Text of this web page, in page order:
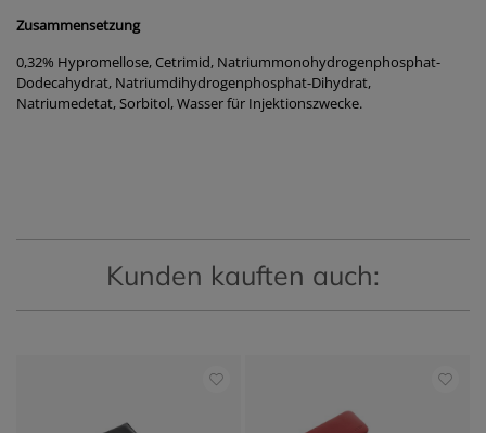
Zusammensetzung
0,32% Hypromellose, Cetrimid, Natriummonohydrogenphosphat-
Dodecahydrat, Natriumdihydrogenphosphat-Dihydrat,
Natriumedetat, Sorbitol, Wasser für Injektionszwecke.
Kunden kauften auch: